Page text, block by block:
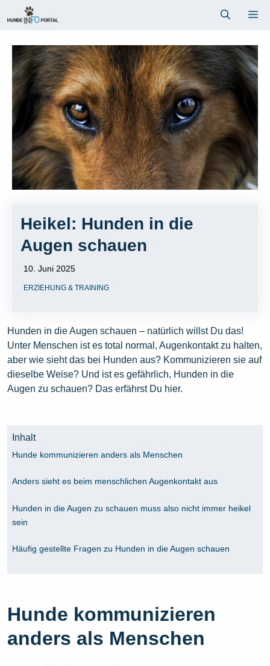
Inhalt
Heikel: Hunden in die
Augen schauen
10. Juni 2025
ERZIEHUNG & TRAINING
Hunden in die Augen schauen – natürlich willst Du das!
Unter Menschen ist es total normal, Augenkontakt zu halten,
aber wie sieht das bei Hunden aus? Kommunizieren sie auf
dieselbe Weise? Und ist es gefährlich, Hunden in die
Augen zu schauen? Das erfährst Du hier.
Inhalt
Hunde kommunizieren anders als Menschen
Anders sieht es beim menschlichen Augenkontakt aus
Hunden in die Augen zu schauen muss also nicht immer heikel
sein
Häufig gestellte Fragen zu Hunden in die Augen schauen
Hunde kommunizieren
anders als Menschen